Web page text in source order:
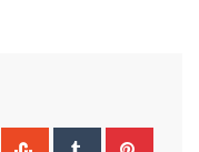
WhatsappStumbleUpon
Tumblr